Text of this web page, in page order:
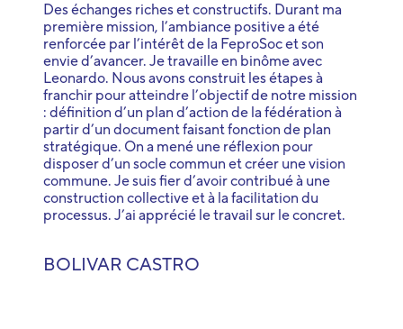
Des échanges riches et constructifs. Durant ma
première mission, l’ambiance positive a été
renforcée par l’intérêt de la FeproSoc et son
envie d’avancer. Je travaille en binôme avec
Leonardo. Nous avons construit les étapes à
franchir pour atteindre l’objectif de notre mission
: définition d’un plan d’action de la fédération à
partir d’un document faisant fonction de plan
stratégique. On a mené une réflexion pour
disposer d’un socle commun et créer une vision
commune. Je suis fier d’avoir contribué à une
construction collective et à la facilitation du
processus. J’ai apprécié le travail sur le concret.
BOLIVAR CASTRO